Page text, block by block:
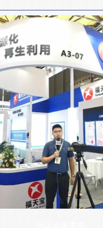
历届参展 图集